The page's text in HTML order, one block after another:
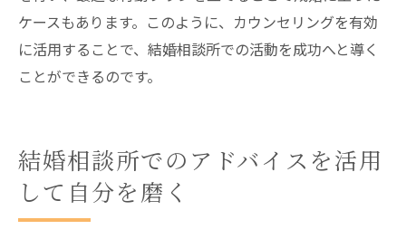
ケースもあります。このように、カウンセリングを有効
に活用することで、結婚相談所での活動を成功へと導く
ことができるのです。
結婚相談所でのアドバイスを活用
して自分を磨く